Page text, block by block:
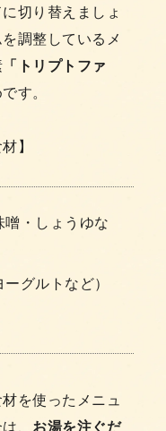
切り替えましょ
調整しているメ
「トリプトファ
す。
】
・しょうゆな
グルトなど）
を使ったメニュ
、 お湯を注ぐだ